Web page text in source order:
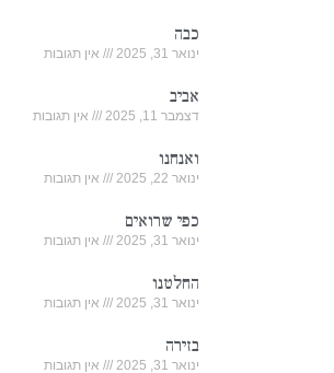
כבה
ינואר 31, 2025 אין תגובות
אביב
דצמבר 11, 2025 אין תגובות
ואנחנו
ינואר 22, 2025 אין תגובות
כפי שרואים
ינואר 31, 2025 אין תגובות
החלטנו
ינואר 31, 2025 אין תגובות
בזירה
ינואר 31, 2025 אין תגובות